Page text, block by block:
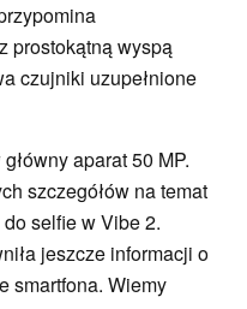
z prostokątną wyspą
czujniki uzupełnione
aparat 50 MP.
szczegółów na temat
selfie w Vibe 2.
jeszcze informacji o
smartfona. Wiemy